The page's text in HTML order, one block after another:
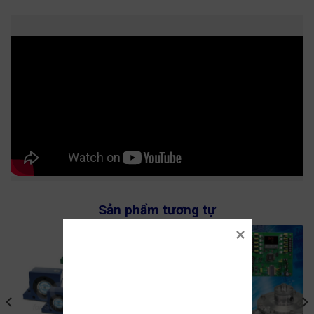
Sản phẩm tương tự